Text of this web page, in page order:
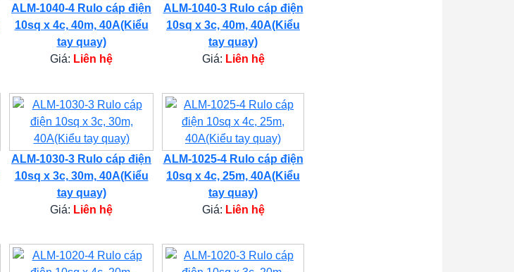
ALM-1040-4 Rulo cáp điện
10sq x 4c, 40m, 40A(Kiểu
tay quay)
Giá: Liên hệ
ALM-1040-3 Rulo cáp điện
10sq x 3c, 40m, 40A(Kiểu
tay quay)
Giá: Liên hệ
ALM-1030-3 Rulo cáp điện
10sq x 3c, 30m, 40A(Kiểu
tay quay)
Giá: Liên hệ
ALM-1025-4 Rulo cáp điện
10sq x 4c, 25m, 40A(Kiểu
tay quay)
Giá: Liên hệ